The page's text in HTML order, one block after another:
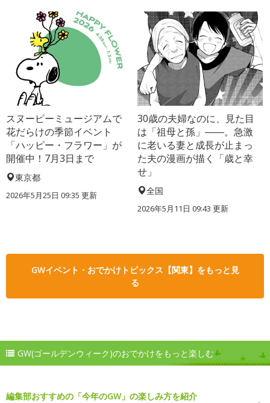
スヌーピーミュージアムで
花だらけの季節イベント
「ハッピー・フラワー」が
開催中！7月3日まで
東京都
2026年5月25日 09:35 更新
30歳の夫婦なのに、見た目
は「祖母と孫」――。急激
に老いる妻と成長が止まっ
た夫の漫画が描く「歳と幸
せ」
全国
2026年5月11日 09:43 更新
GWイベント・おでかけトピックス【関東】をもっと見
る
GW(ゴールデンウィーク)のおでかけをもっと楽しむ
編集部おすすめの「今年のGW」の楽しみ方を紹介